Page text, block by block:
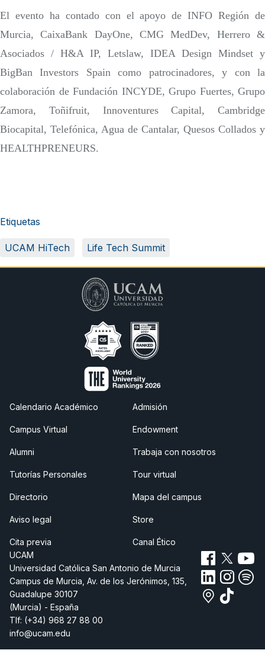
El evento ha contado con el apoyo de INFO Región de
Murcia, CaixaBank DayOne, CMG MedDev, Herrero &
Asociados / H&A IP, Letslaw, IDEA Design Mindset y
BigBan Investors Spain como patrocinadores, y con la
colaboración de Fundación INCYDE, Grupo Fuertes, Grupo
Zamora, Toñifruit, Innoventures Capital, Cambridge
Biocapital, Telefónica, Agua de Cantalar, Quesos Collados y
HEALTHPRENEURS.
Etiquetas
UCAM HiTech Life Tech Summit
Calendario Académico
Campus Virtual
Alumni
Tutorías Personales
Directorio
Aviso legal
Cita previa
Admisión
Endowment
Trabaja con nosotros
Tour virtual
Mapa del campus
Store
Canal Ético
UCAM
Universidad Católica San Antonio de Murcia
Campus de Murcia, Av. de los Jerónimos, 135,
Guadalupe 30107
(Murcia) - España
Tlf: (+34) 968 27 88 00
info@ucam.edu